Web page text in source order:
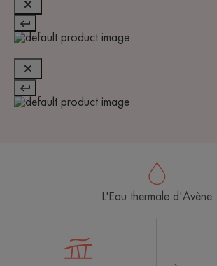
L'Eau thermale d'Avène